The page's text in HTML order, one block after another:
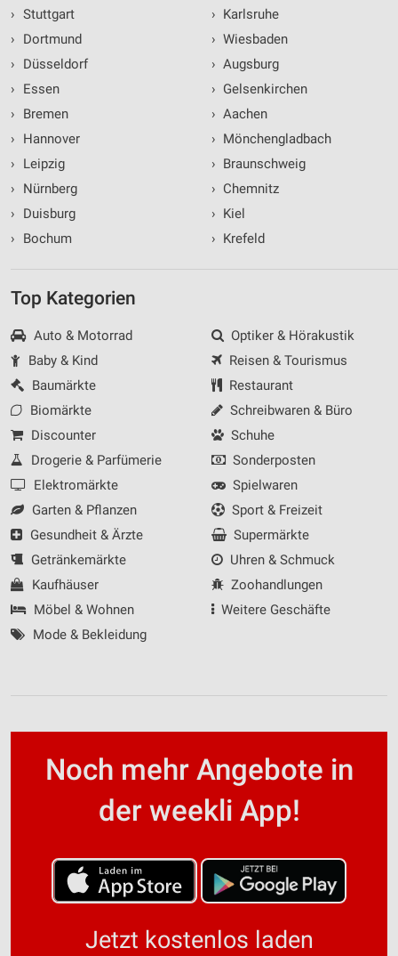
› Stuttgart
›
Dortmund
›
Düsseldorf
›
Essen
›
Bremen
›
Hannover
›
Leipzig
›
Nürnberg
›
Duisburg
›
Bochum
› Karlsruhe
› Wiesbaden
› Augsburg
› Gelsenkirchen
› Aachen
› Mönchengladbach
› Braunschweig
› Chemnitz
› Kiel
› Krefeld
Top Kategorien
Auto & Motorrad
Baby & Kind
Baumärkte
Biomärkte
Discounter
Drogerie & Parfümerie
Elektromärkte
Garten & Pflanzen
Gesundheit & Ärzte
Getränkemärkte
Kaufhäuser
Möbel & Wohnen
Mode & Bekleidung
Optiker & Hörakustik
Reisen & Tourismus
Restaurant
Schreibwaren & Büro
Schuhe
Sonderposten
Spielwaren
Sport & Freizeit
Supermärkte
Uhren & Schmuck
Zoohandlungen
Weitere Geschäfte
Noch mehr Angebote in
der weekli App!
Jetzt kostenlos laden